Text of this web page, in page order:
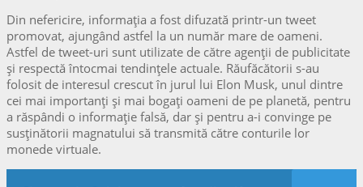
Din nefericire, informația a fost difuzată printr-un tweet
promovat, ajungând astfel la un număr mare de oameni.
Astfel de tweet-uri sunt utilizate de către agenții de publicitate
şi respectă întocmai tendințele actuale. Răufăcătorii s-au
folosit de interesul crescut în jurul lui Elon Musk, unul dintre
cei mai importanți şi mai bogați oameni de pe planetă, pentru
a răspândi o informație falsă, dar şi pentru a-i convinge pe
susținătorii magnatului să transmită către conturile lor
monede virtuale.